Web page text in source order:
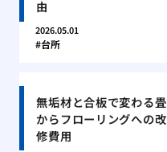
由
2026.05.01
台所
無垢材と合板で変わる畳
からフローリングへの改
修費用